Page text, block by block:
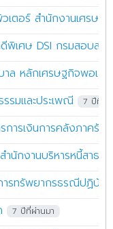
ตอร์ สำนักงานเศรษฐ
พิเศษ DSI กรมสอบสว
าล หลักเศรษฐกิจพอ
รมและประเพณี
7 ปีที่ผ่า
ารเงินการคลังภาครัฐ
นักงานบริหารหนี้สาธา
ารทรัพยากรธรณีปฏิบัติ
7 ปีที่ผ่านมา